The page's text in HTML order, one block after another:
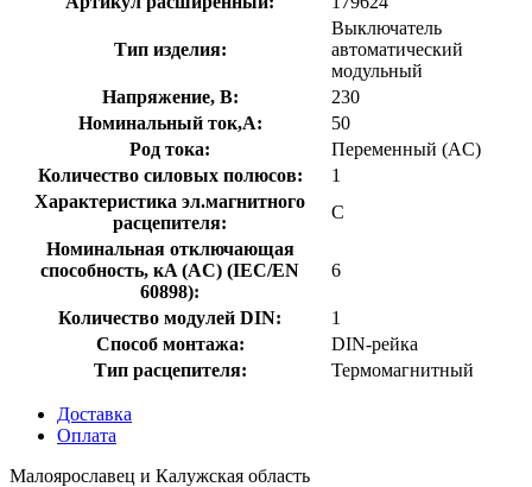
Тип изделия:
Выключатель
автоматический
модульный
Напряжение, В:
230
Номинальный ток,А:
50
Род тока:
Переменный (AC)
Количество силовых полюсов:
1
Характеристика эл.магнитного
расцепителя:
C
Номинальная отключающая
способность, кA (AC) (IEC/EN
60898):
6
Количество модулей DIN:
1
Способ монтажа:
DIN-рейка
Тип расцепителя:
Термомагнитный
Доставка
Оплата
Малоярославец и Калужская область